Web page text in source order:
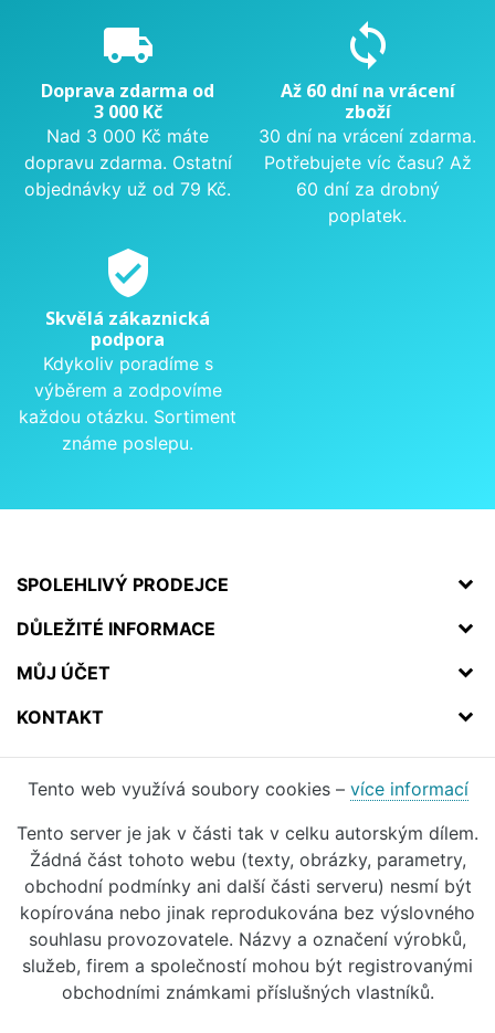
local_shipping
Doprava zdarma od
3 000 Kč
Nad 3 000 Kč máte
dopravu zdarma. Ostatní
objednávky už od 79 Kč.
sync
Až 60 dní na vrácení
zboží
30 dní na vrácení zdarma.
Potřebujete víc času? Až
60 dní za drobný
poplatek.
verified_user
Skvělá zákaznická
podpora
Kdykoliv poradíme s
výběrem a zodpovíme
každou otázku. Sortiment
známe poslepu.
SPOLEHLIVÝ PRODEJCE
DŮLEŽITÉ INFORMACE
MŮJ ÚČET
KONTAKT
Tento web využívá soubory cookies – více informací
Tento server je jak v části tak v celku autorským dílem.
Žádná část tohoto webu (texty, obrázky, parametry,
obchodní podmínky ani další části serveru) nesmí být
kopírována nebo jinak reprodukována bez výslovného
souhlasu provozovatele. Názvy a označení výrobků,
služeb, firem a společností mohou být registrovanými
obchodními známkami příslušných vlastníků.